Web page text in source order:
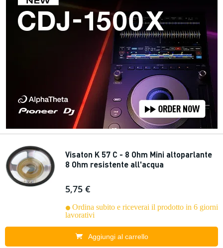
Visaton K 57 C - 8 Ohm Mini altoparlante
8 Ohm resistente all'acqua
5,75 €
Ordina subito e riceverai il prodotto in 6 giorni
lavorativi
Aggiungi al carrello